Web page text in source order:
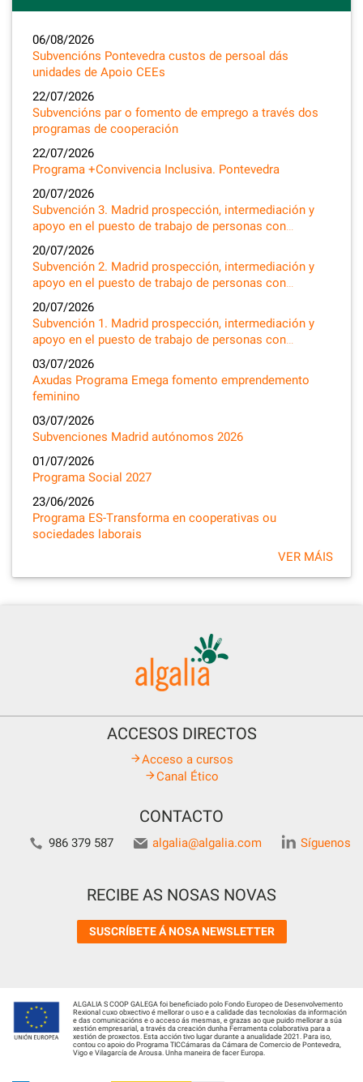
06/08/2026
Subvencións Pontevedra custos de persoal dás
unidades de Apoio CEEs
22/07/2026
Subvencións par o fomento de emprego a través dos
programas de cooperación
22/07/2026
Programa +Convivencia Inclusiva. Pontevedra
20/07/2026
Subvención 3. Madrid prospección, intermediación y
apoyo en el puesto de trabajo de personas con…
20/07/2026
Subvención 2. Madrid prospección, intermediación y
apoyo en el puesto de trabajo de personas con…
20/07/2026
Subvención 1. Madrid prospección, intermediación y
apoyo en el puesto de trabajo de personas con…
03/07/2026
Axudas Programa Emega fomento emprendemento
feminino
03/07/2026
Subvenciones Madrid autónomos 2026
01/07/2026
Programa Social 2027
23/06/2026
Programa ES-Transforma en cooperativas ou
sociedades laborais
VER MÁIS
ACCESOS DIRECTOS
Acceso a cursos
Canal Ético
CONTACTO
986 379 587 algalia@algalia.com Síguenos
RECIBE AS NOSAS NOVAS
SUSCRÍBETE Á NOSA NEWSLETTER
ALGALIA S COOP GALEGA foi beneficiado polo Fondo Europeo de Desenvolvemento
Rexional cuxo obxectivo é mellorar o uso e a calidade das tecnoloxías da información
e das comunicacións e o acceso ás mesmas, e grazas ao que puido mellorar a súa
xestión empresarial, a través da creación dunha Ferramenta colaborativa para a
xestión de proxectos. Esta acción tivo lugar durante a anualidade 2021. Para iso,
contou co apoio do Programa TICCámaras da Cámara de Comercio de Pontevedra,
Vigo e Vilagarcía de Arousa. Unha maneira de facer Europa.